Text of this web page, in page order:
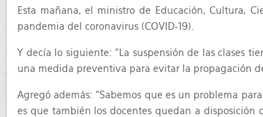
Esta mañana, el ministro de Educación, Cultura,
pandemia del coronavirus (COVID-19).
Y decía lo siguiente: “La suspensión de las clases
una medida preventiva para evitar la propagación
Agregó además: “Sabemos que es un problema
es que también los docentes quedan a